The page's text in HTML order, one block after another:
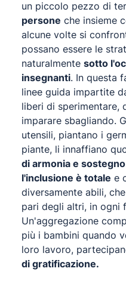
un piccolo pezzo di
persone che insieme
alcune volte si
possano essere le
naturalmente sotto
insegnanti. In questa
linee guida impartite
liberi di sperimentare,
imparare sbagliando.
utensili, piantano i
piante, li innaffiano
di armonia e
l'inclusione è totale e
diversamente abili,
pari degli altri, in ogni
Un'aggregazione
più i bambini quando
loro lavoro,
di gratificazione.